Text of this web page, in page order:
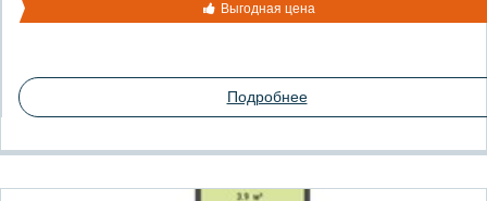
Выгодная цена
Подробнее